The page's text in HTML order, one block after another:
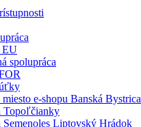
EU
spolupráca
e-shopu Banská Bystrica
Topoľčianky
Semenoles Liptovský Hrádok